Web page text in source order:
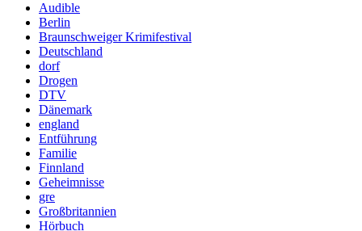
Audible
Berlin
Braunschweiger Krimifestival
Deutschland
dorf
Drogen
DTV
Dänemark
england
Entführung
Familie
Finnland
Geheimnisse
gre
Großbritannien
Hörbuch